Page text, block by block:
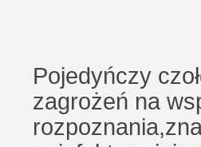
Pojedyńczy
zagrożeń na